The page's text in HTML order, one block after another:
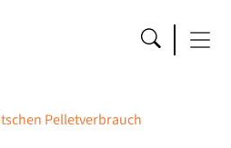
Pelletverbrauch